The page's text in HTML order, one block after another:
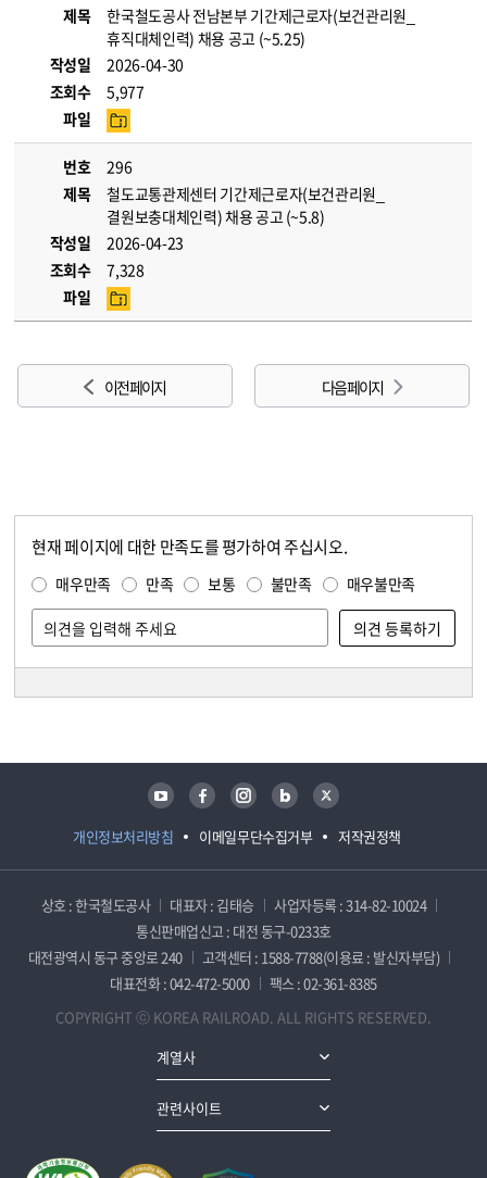
제목
한국철도공사 전남본부 기간제근로자(보건관리원_
휴직대체인력) 채용 공고 (~5.25)
작성일
2026-04-30
조회수
5,977
파일
번호
296
제목
철도교통관제센터 기간제근로자(보건관리원_
결원보충대체인력) 채용 공고 (~5.8)
작성일
2026-04-23
조회수
7,328
파일
이전 페이지 다음 페이지
현재 페이지에 대한 만족도를 평가하여 주십시오.
매우만족 만족 보통 불만족 매우불만족
개인정보처리방침 이메일무단수집거부 저작권정책
유튜브 페이스북 인스타그램 블로그 트위터
상호 : 한국철도공사 대표자 : 김태승
사업자등록 : 314-82-10024
통신판매업신고 : 대전 동구-0233호
대전광역시 동구 중앙로 240
고객센터 : 1588-7788(이용료 : 발신자부담)
대표전화 : 042-472-5000
팩스 : 02-361-8385
COPYRIGHT ⓒ KOREA RAILROAD. ALL RIGHTS RESERVED.
계열사
관련사이트